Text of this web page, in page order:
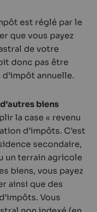
est réglé par le
que vous payez
de votre
donc pas être
annuelle.
d’autres biens
la case « revenu
d’impôts. C’est
secondaire,
un terrain agricole
biens, vous payez
ainsi que des
Vous